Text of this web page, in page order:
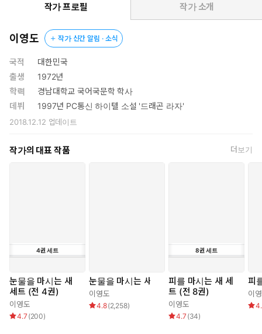
서전에 영구 출입 금지를 당하게 된 더스번 경의 사연을 작가와 독
자, 비평가의 관계를 예리한 비유로 펼쳐 보이는 작품이다.
더스번 칼파랑과 사란디테 듀오는 『오버 더 초이스』 이후 7년
만에 출간되는 이영도 작가의 신작 장편소설 『어스탐 경의 임사
전언』의 주인공으로서 새로운 활약과 등장을 예고하는데, 특히
그동안 더스번 경의 거취에 대해 「에피소드 ― 스페란 도서전에
서」와 관련된 내용도 언급되며 흥미로운 연결점을 제시한다. 더
스번 칼파랑과 사란디테의 이야기를 처음 만나는 독자라면 『어
다.
작가 프로필 작가 소개
이영도 작가 신간 알림 · 소식
국적
대한민국
출생
1972년
학력
경남대학교 국어국문학 학사
데뷔
1997년 PC통신 하이텔 소설 '드래곤 라자'
2018.12.12 업데이트
작가의 대표 작품 더보기
4권 세트
눈물을 마시는 새
세트 (전 4권)
이영도
4.7 (200)
눈물을 마시는 새
이영도
4.8(2,258)
8권 세트
피를 마시는 새 세
트 (전 8권)
이영도
4.7 (34)
피
이